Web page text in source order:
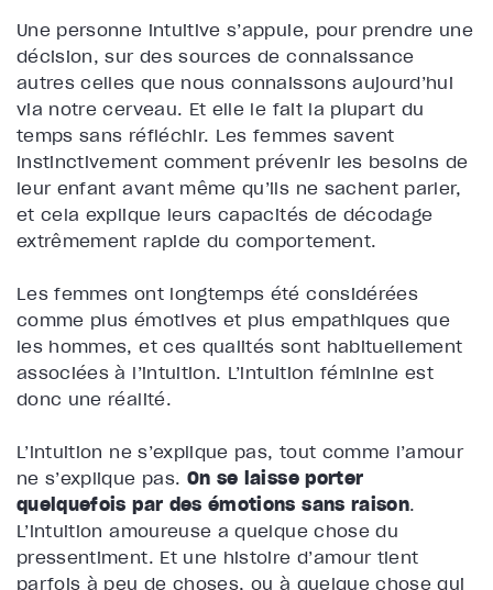
Une personne intuitive s’appuie, pour prendre une
décision, sur des sources de connaissance
autres celles que nous connaissons aujourd’hui
via notre cerveau. Et elle le fait la plupart du
temps sans réfléchir. Les femmes savent
instinctivement comment prévenir les besoins de
leur enfant avant même qu’ils ne sachent parler,
et cela explique leurs capacités de décodage
extrêmement rapide du comportement.
Les femmes ont longtemps été considérées
comme plus émotives et plus empathiques que
les hommes, et ces qualités sont habituellement
associées à l’intuition. L’intuition féminine est
donc une réalité.
L’intuition ne s’explique pas, tout comme l’amour
ne s’explique pas. On se laisse porter
quelquefois par des émotions sans raison.
L’intuition amoureuse a quelque chose du
pressentiment. Et une histoire d’amour tient
parfois à peu de choses, ou à quelque chose qui